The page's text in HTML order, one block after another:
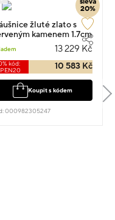
sleva
20%
žluté zlato s
kamenem 1.7cm
13 229 Kč
kód:
10 583 Kč
Koupit s kódem
000982305247